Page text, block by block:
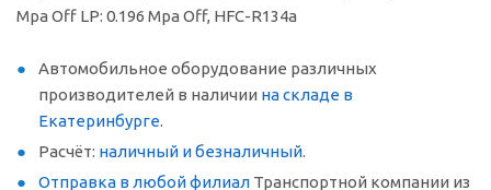
Mpa Off LP: 0.196 Mpa Off, HFC-R134a
Автомобильное оборудование различных
производителей в наличии на складе в
Екатеринбурге.
Расчёт: наличный и безналичный.
Отправка в любой филиал Транспортной компании из